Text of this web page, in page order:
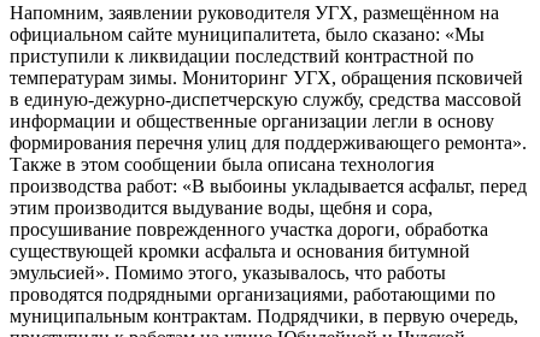
Напомним, заявлении руководителя УГХ, размещённом на
официальном сайте муниципалитета, было сказано: «Мы
приступили к ликвидации последствий контрастной по
температурам зимы. Мониторинг УГХ, обращения псковичей
в единую-дежурно-диспетчерскую службу, средства массовой
информации и общественные организации легли в основу
формирования перечня улиц для поддерживающего ремонта».
Также в этом сообщении была описана технология
производства работ: «В выбоины укладывается асфальт, перед
этим производится выдувание воды, щебня и сора,
просушивание поврежденного участка дороги, обработка
существующей кромки асфальта и основания битумной
эмульсией». Помимо этого, указывалось, что работы
проводятся подрядными организациями, работающими по
муниципальным контрактам. Подрядчики, в первую очередь,